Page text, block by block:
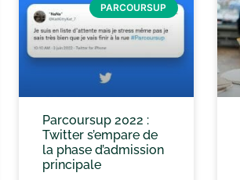
PARCOURSUP
Parcoursup 2022 :
Twitter s’empare de
la phase d’admission
principale